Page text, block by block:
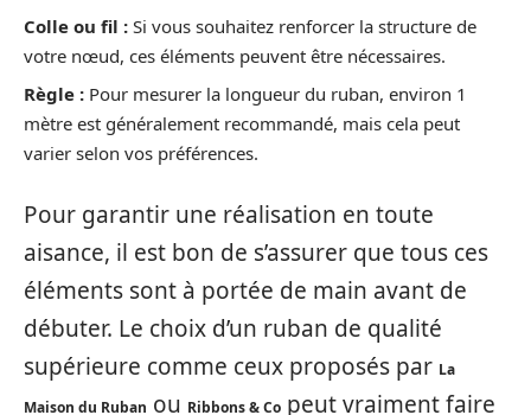
Colle ou fil : Si vous souhaitez renforcer la structure de
votre nœud, ces éléments peuvent être nécessaires.
Règle : Pour mesurer la longueur du ruban, environ 1
mètre est généralement recommandé, mais cela peut
varier selon vos préférences.
Pour garantir une réalisation en toute
aisance, il est bon de s’assurer que tous ces
éléments sont à portée de main avant de
débuter. Le choix d’un ruban de qualité
supérieure comme ceux proposés par La
Maison du Ruban ou Ribbons & Co peut vraiment faire